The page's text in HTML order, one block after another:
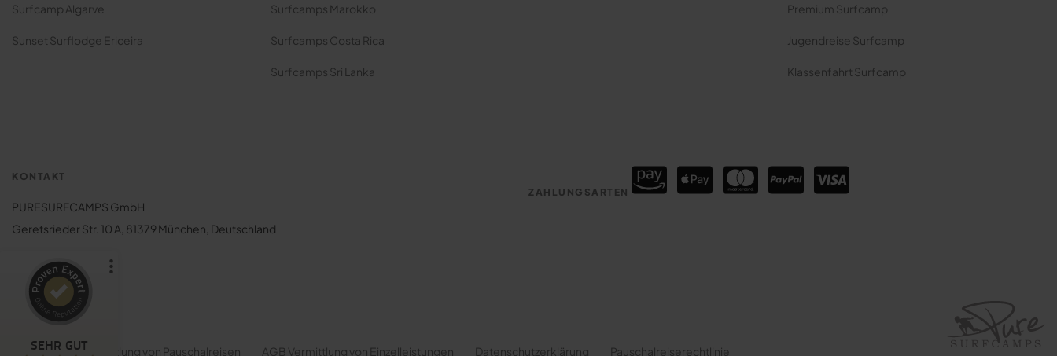
Surfcamp Algarve
Sunset Surflodge Ericeira
Surfcamps Marokko
Surfcamps Costa Rica
Surfcamps Sri Lanka
Premium Surfcamp
Jugendreise Surfcamp
Klassenfahrt Surfcamp
KONTAKT
PURESURFCAMPS GmbH
Geretsrieder Str. 10 A, 81379 München, Deutschland
ZAHLUNGSARTEN
KUNDENSERVICE
ARB AGB Vermittlung von Pauschalreisen AGB Vermittlung von Einzelleistungen Datenschutzerklärung Pauschalreiserechtlinie
SEHR GUT
Puresurfcamps - finde das beste Surfcamp
Empfehlungen auf
SEHR GUT
2.092
Bewertungen von
anderen Quellen
Blick aufs ProvenExpert-Profil werfen